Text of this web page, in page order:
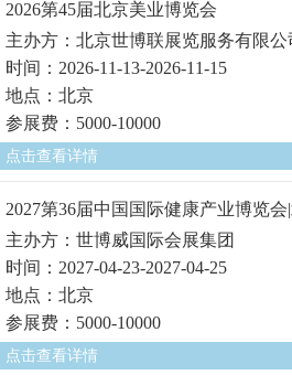
2026第45届北京美业博览会
主办方：北京世博联展览服务有限公
时间：2026-11-13-2026-11-15
地点：北京
参展费：5000-10000
点击查看详情
2027第36届中国国际健康产业博览
主办方：世博威国际会展集团
时间：2027-04-23-2027-04-25
地点：北京
参展费：5000-10000
点击查看详情